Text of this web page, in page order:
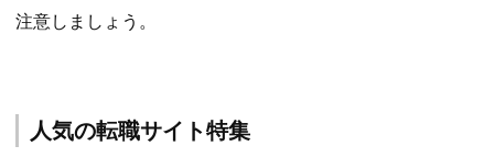
注意しましょう。
人気の転職サイト特集